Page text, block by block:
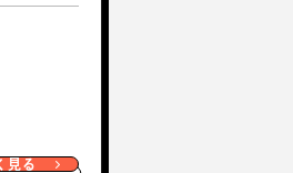
見る